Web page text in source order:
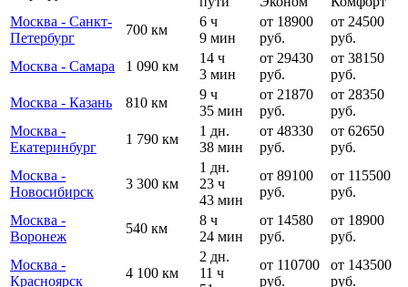
Москва - Санкт-
Петербург
700 км
6 ч
9 мин
от 18900
руб.
от 24500
руб.
Москва - Самара
1 090 км
14 ч
3 мин
от 29430
руб.
от 38150
руб.
Москва - Казань
810 км
9 ч
35 мин
от 21870
руб.
от 28350
руб.
Москва -
Екатеринбург
1 790 км
1 дн.
38 мин
от 48330
руб.
от 62650
руб.
Москва -
Новосибирск
3 300 км
1 дн.
23 ч
43 мин
от 89100
руб.
от 115500
руб.
Москва -
Воронеж
540 км
8 ч
24 мин
от 14580
руб.
от 18900
руб.
Москва -
Красноярск
4 100 км
2 дн.
11 ч
от 110700
руб.
от 143500
руб.